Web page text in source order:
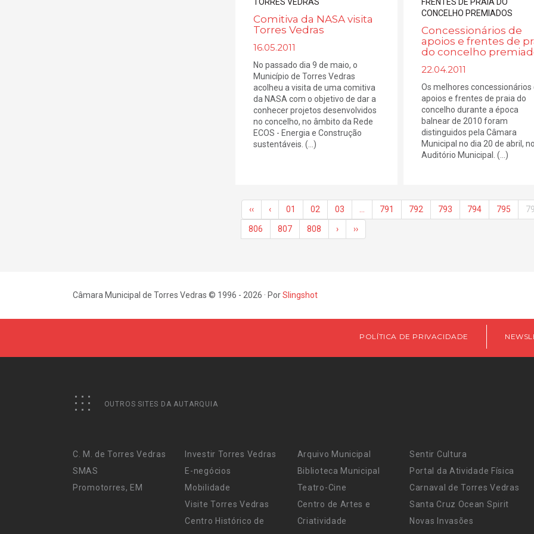
Comitiva da NASA visita
Torres Vedras
16.05.2011
No passado dia 9 de maio, o
Município de Torres Vedras
acolheu a visita de uma comitiva
da NASA com o objetivo de dar a
conhecer projetos desenvolvidos
no concelho, no âmbito da Rede
ECOS - Energia e Construção
sustentáveis. (...)
Concessionários de
apoios e frentes de
do concelho
22.04.2011
Os melhores concessionários
apoios e frentes de praia do
concelho durante a época
balnear de 2010 foram
distinguidos pela Câmara
Municipal no dia 20 de abril, no
Auditório Municipal. (...)
‹‹ ‹ 01 02 03 791 792 793 794 795
806 807 808 › ››
Câmara Municipal de Torres Vedras © 1996 - 2026 · PorSlingshot
POLÍTICA DE PRIVACIDADE
OUTROS SITES DA AUTARQUIA
C. M. de Torres Vedras
SMAS
Promotorres, EM
Investir Torres Vedras
E-negócios
Mobilidade
Visite Torres Vedras
Centro Histórico de
Arquivo Municipal
Biblioteca Municipal
Teatro-Cine
Centro de Artes e
Criatividade
Sentir Cultura
Portal da Atividade Física
Carnaval de Torres Vedras
Santa Cruz Ocean Spirit
Novas Invasões